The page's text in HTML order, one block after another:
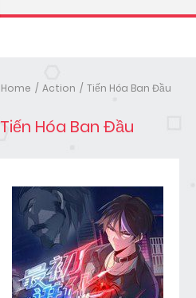
Home Action Tiến Hóa Ban Đầu
Tiến Hóa Ban Đầu